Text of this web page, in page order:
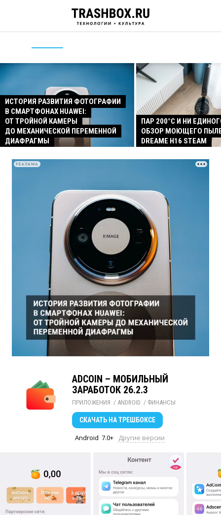
ИСТОРИЯ РАЗВИТИЯ ФОТОГРАФИИ
В СМАРТФОНАХ HUAWEI:
ОТ ТРОЙНОЙ КАМЕРЫ
ДО МЕХАНИЧЕСКОЙ ПЕРЕМЕННОЙ
ДИАФРАГМЫ
ПАР 200°C И НИ
ОБЗОР МОЮЩЕГО
DREAME H16 STEAM
РЕКЛАМА
ADCOIN – МОБИЛЬНЫЙ
ЗАРАБОТОК 26.2.3
ПРИЛОЖЕНИЯ / ANDROID / ФИНАНСЫ
СКАЧАТЬ НА ТРЕШБОКСЕ
Android 7.0+ Другие версии